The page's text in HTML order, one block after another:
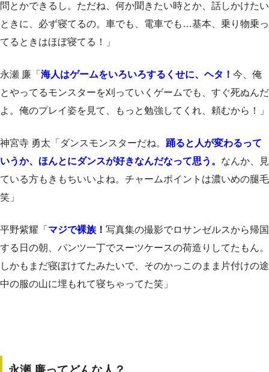
問とかできるし。ただね、何か聞きたい時とか、話しかけたい
ときに、必ず寝てるの。車でも、電車でも…基本、乗り物乗っ
てるときはほぼ寝てる！」
永瀬 廉「 海人はゲームをいろいろするくせに、ヘタ！ 今、俺
とやってるモンスターを刈っていくゲームでも、すぐ死ぬんだ
よ。俺のプレイ姿を見て、もっと勉強してくれ、頼むから！」
神宮寺 勇太「ダンスモンスターだね。 踊ると人が変わるって
いうか、ほんとにダンスが好きなんだなって思う。 なんか、見
ている方もきもちいいよね。チャームポイントは濃いめの腿毛
笑」
平野紫耀「 マジで裸族！ 写真集の撮影でロサンゼルスから帰国
する日の朝、パンツ一丁でスーツケースの荷造りしてたもん。
しかもまだ寝ぼけてたみたいで、そのかっこのまま片付けの途
中の服の山に埋もれて寝ちゃってた笑」